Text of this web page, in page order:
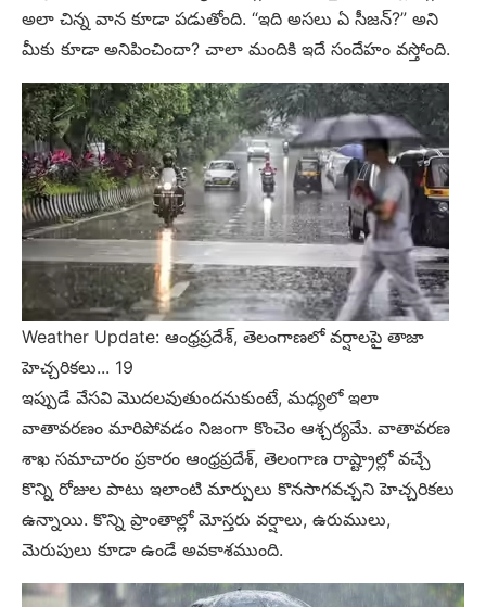
అలా చిన్న వాన కూడా పడుతోంది. “ఇది అసలు ఏ సీజన్?” అని
మీకు కూడా అనిపించిందా? చాలా మందికి ఇదే సందేహం వస్తోంది.
Weather Update: ఆంధ్రప్రదేశ్, తెలంగాణలో వర్షాలపై తాజా
హెచ్చరికలు... 19
ఇప్పుడే వేసవి మొదలవుతుందనుకుంటే, మధ్యలో ఇలా
వాతావరణం మారిపోవడం నిజంగా కొంచెం ఆశ్చర్యమే. వాతావరణ
శాఖ సమాచారం ప్రకారం ఆంధ్రప్రదేశ్, తెలంగాణ రాష్ట్రాల్లో వచ్చే
కొన్ని రోజుల పాటు ఇలాంటి మార్పులు కొనసాగవచ్చని హెచ్చరికలు
ఉన్నాయి. కొన్ని ప్రాంతాల్లో మోస్తరు వర్షాలు, ఉరుములు,
మెరుపులు కూడా ఉండే అవకాశముంది.